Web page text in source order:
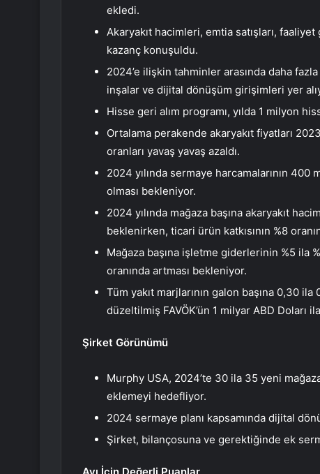
ekledi.
Akaryakıt hacimleri, emtia satışları,
kazanç konuşuldu.
2024’e ilişkin tahminler arasında daha
inşalar ve dijital dönüşüm girişimleri yer
Hisse geri alım programı, yılda 1 milyon
Ortalama perakende akaryakıt fiyatları
oranları yavaş yavaş azaldı.
2024 yılında sermaye harcamalarının
olması bekleniyor.
2024 yılında mağaza başına akaryakıt
beklenirken, ticari ürün katkısının %8
Mağaza başına işletme giderlerinin %5 ila
oranında artması bekleniyor.
Tüm yakıt marjlarının galon başına 0,30
düzeltilmiş FAVÖK’ün 1 milyar ABD Doları
Şirket Görünümü
Murphy USA, 2024’te 30 ila 35 yeni
eklemeyi hedefliyor.
2024 sermaye planı kapsamında dijital
Şirket, bilançosuna ve gerektiğinde ek